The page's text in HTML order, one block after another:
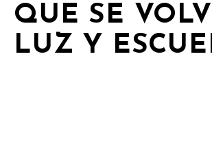
QUE SE
LUZ Y